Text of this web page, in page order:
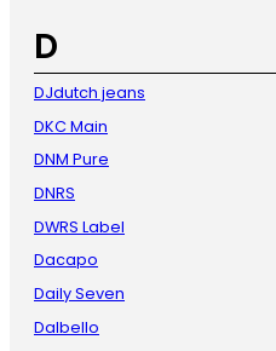
D
DJdutch jeans
DKC Main
DNM Pure
DNRS
DWRS Label
Dacapo
Daily Seven
Dalbello